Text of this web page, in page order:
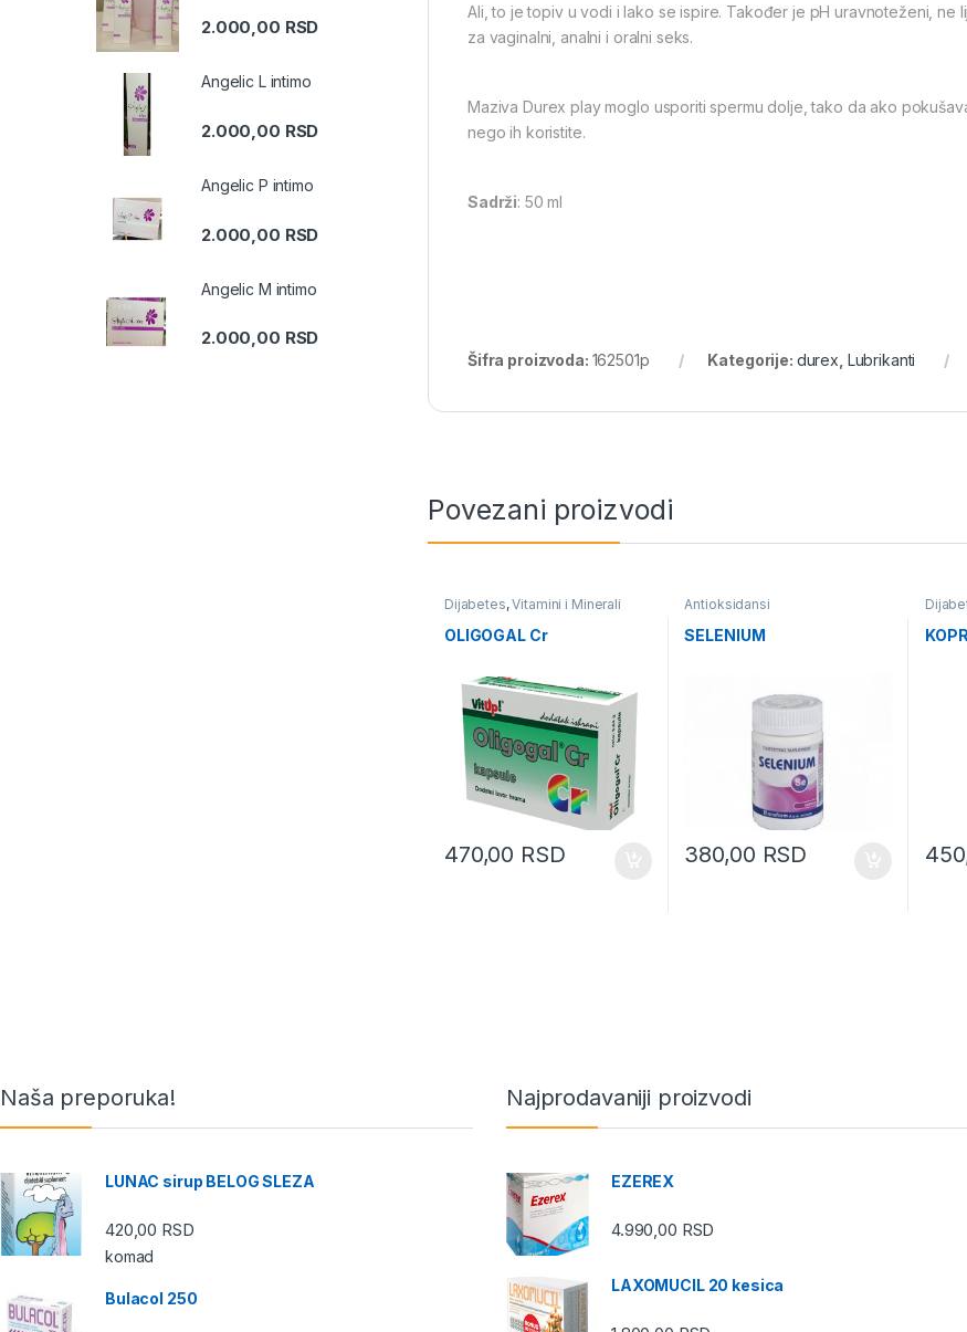
Ali, to je topiv u vodi i lako se ispire. Također je pH uravnoteženi,
za vaginalni, analni i oralni seks.
Maziva Durex play moglo usporiti spermu dolje, tako da ako
nego ih koristite.
Sadrži: 50 ml
Šifra proizvoda: 162501p Kategorije: durex Lubrikanti
Povezani proizvodi
Dijabetes,Vitamini i Minerali
OLIGOGAL Cr
470,00 RSD
Antioksidansi
SELENIUM
380,00 RSD
2.000,00 RSD
Angelic L intimo
2.000,00 RSD
Angelic P intimo
2.000,00 RSD
Angelic M intimo
2.000,00 RSD
Naša preporuka!
LUNAC sirup BELOG SLEZA
420,00 RSD
komad
Bulacol 250
Najprodavaniji proizvodi
EZEREX
4.990,00 RSD
LAXOMUCIL 20 kesica